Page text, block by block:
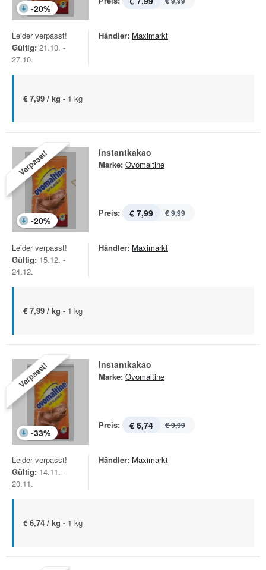
-20%
Leider verpasst!
Gültig: 21.10. -
27.10.
Händler: Maximarkt
€ 7,99 / kg - 1 kg
Verpasst!
-20%
Instantkakao
Marke: Ovomaltine
Preis: € 7,99 € 9,99
Leider verpasst!
Gültig: 15.12. -
24.12.
Händler: Maximarkt
€ 7,99 / kg - 1 kg
Verpasst!
-33%
Instantkakao
Marke: Ovomaltine
Preis: € 6,74 € 9,99
Leider verpasst!
Gültig: 14.11. -
20.11.
Händler: Maximarkt
€ 6,74 / kg - 1 kg